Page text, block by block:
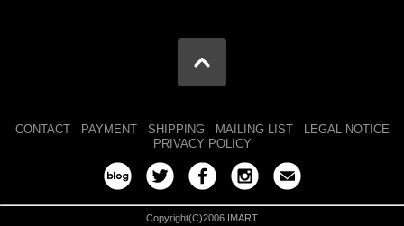
CONTACT PAYMENT SHIPPING MAILING LIST
LEGAL NOTICE
PRIVACY POLICY
Copyright(C)2006 IMART